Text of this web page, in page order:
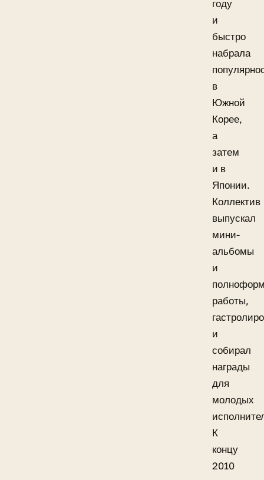
году
и
быстро
набрала
в
Южной
Корее,
а
затем
и в
Японии.
Коллектив
выпускал
мини-
альбомы
и
работы,
и
собирал
награды
для
молодых
К
концу
2010